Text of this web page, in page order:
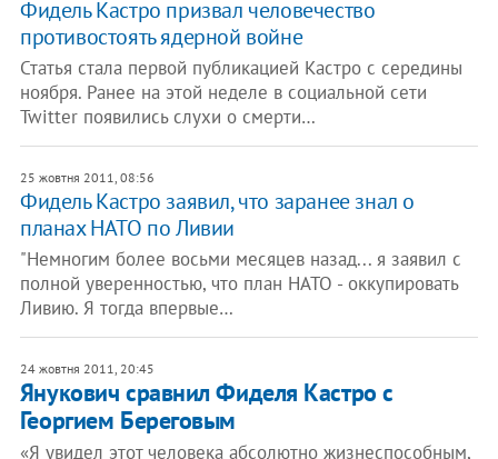
Фидель Кастро призвал человечество
противостоять ядерной войне
Статья стала первой публикацией Кастро с середины
ноября. Ранее на этой неделе в социальной сети
Twitter появились слухи о смерти…
25 жовтня 2011, 08:56
Фидель Кастро заявил, что заранее знал о
планах НАТО по Ливии
"Немногим более восьми месяцев назад... я заявил с
полной уверенностью, что план НАТО - оккупировать
Ливию. Я тогда впервые…
24 жовтня 2011, 20:45
Янукович сравнил Фиделя Кастро с
Георгием Береговым
«Я увидел этот человека абсолютно жизнеспособным,